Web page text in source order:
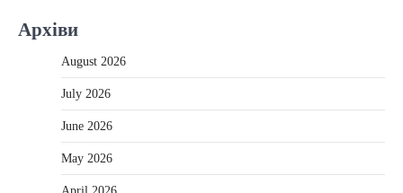
Архіви
August 2026
July 2026
June 2026
May 2026